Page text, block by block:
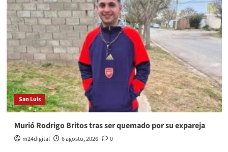
San Luis
Murió Rodrigo Britos tras ser quemado por su expareja
m24digital 6 agosto, 2026 0